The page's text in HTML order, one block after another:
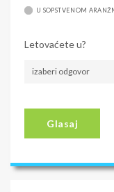
U SOPSTVENOM
Letovaćete u?
izaberi odgovor
Glasaj